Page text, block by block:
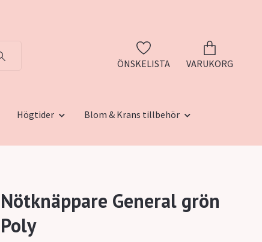
ÖNSKELISTA VARUKORG
Högtider
Blom & Krans tillbehör
Nötknäppare General grön
Poly